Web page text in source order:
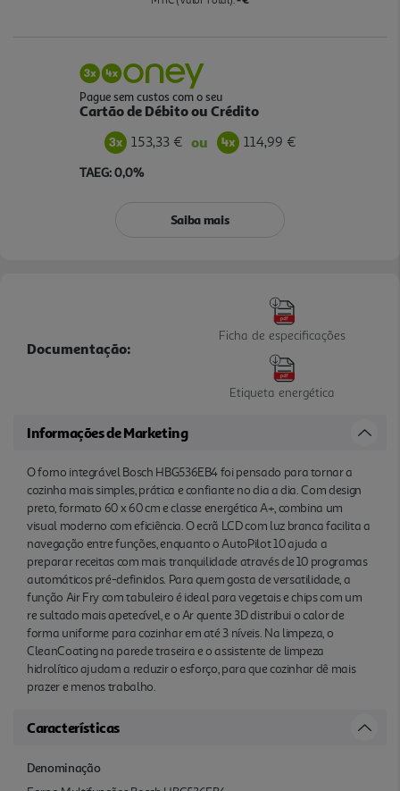
Pague sem custos com o seu
Cartão de Débito ou Crédito
153,33 € ou 114,99 €
TAEG: 0,0%
Saiba mais
Documentação:
Ficha de especificações
Etiqueta energética
Informações de Marketing
O forno integrável Bosch HBG536EB4 foi pensado para tornar a
cozinha mais simples, prática e confiante no dia a dia. Com design
preto, formato 60 x 60 cm e classe energética A+, combina um
visual moderno com eficiência. O ecrã LCD com luz branca facilita a
navegação entre funções, enquanto o AutoPilot 10 ajuda a
preparar receitas com mais tranquilidade através de 10 programas
automáticos pré-definidos. Para quem gosta de versatilidade, a
função Air Fry com tabuleiro é ideal para vegetais e chips com um
re sultado mais apetecível, e o Ar quente 3D distribui o calor de
forma uniforme para cozinhar em até 3 níveis. Na limpeza, o
CleanCoating na parede traseira e o assistente de limpeza
hidrolítico ajudam a reduzir o esforço, para que cozinhar dê mais
prazer e menos trabalho.
Características
Denominação